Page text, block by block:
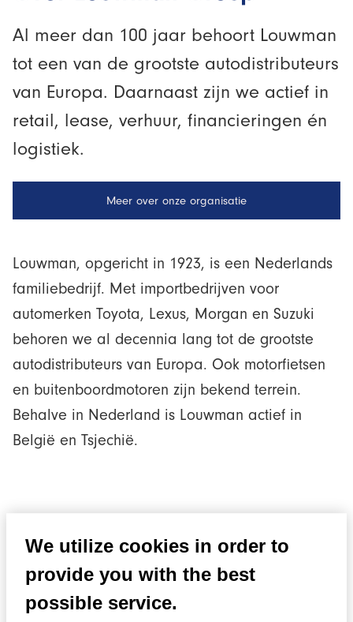
Al meer dan 100 jaar behoort Louwman
tot een van de grootste autodistributeurs
van Europa. Daarnaast zijn we actief in
retail, lease, verhuur, financieringen én
logistiek.
Meer over onze organisatie
Louwman, opgericht in 1923, is een Nederlands
familiebedrijf. Met importbedrijven voor
automerken Toyota, Lexus, Morgan en Suzuki
behoren we al decennia lang tot de grootste
autodistributeurs van Europa. Ook motorfietsen
en buitenboordmotoren zijn bekend terrein.
Behalve in Nederland is Louwman actief in
België en Tsjechië.
Gedreven door de klant
We utilize cookies in order to
provide you with the best
possible service.